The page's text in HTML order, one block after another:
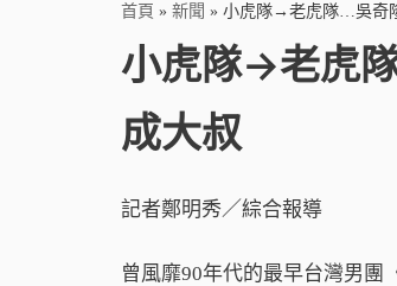
首頁 » 新聞 » 小虎隊→老虎隊…吳奇
小虎隊→老虎
成大叔
記者鄭明秀／綜合報導
曾風靡90年代的最早台灣男團